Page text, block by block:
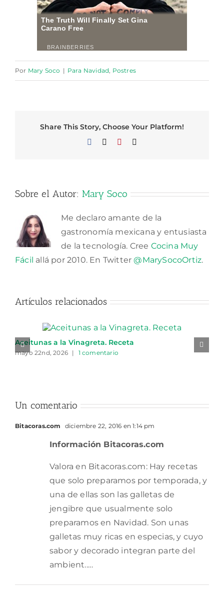
Por Mary Soco | Para Navidad, Postres
Share This Story, Choose Your Platform!
Facebook Pinterest
Sobre el Autor: Mary Soco
Me declaro amante de la
gastronomía mexicana y entusiasta
de la tecnología. Cree Cocina Muy
Fácil allá por 2010. En Twitter@MarySocoOrtiz.
Artículos relacionados
Aceitunas a la Vinagreta. Receta
mayo 22nd, 2026 | 1 comentario
Un comentario
Bitacoras.com diciembre 22, 2016 en 1:14 pm
Información Bitacoras.com
Valora en Bitacoras.com: Hay recetas
que solo preparamos por temporada, y
una de ellas son las galletas de
jengibre que usualmente solo
preparamos en Navidad. Son unas
galletas muy ricas en especias, y cuyo
sabor y decorado integran parte del
ambient..…